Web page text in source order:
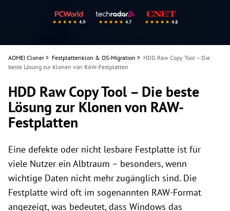
AOMEI Cloner > Festplattenklon & OS-Migration > HDD Raw Copy Tool – Die
beste Lösung zur Klonen von RAW-Festplatten
HDD Raw Copy Tool – Die beste
Lösung zur Klonen von RAW-
Festplatten
Eine defekte oder nicht lesbare Festplatte ist für
viele Nutzer ein Albtraum – besonders, wenn
wichtige Daten nicht mehr zugänglich sind. Die
Festplatte wird oft im sogenannten RAW-Format
angezeigt, was bedeutet, dass Windows das